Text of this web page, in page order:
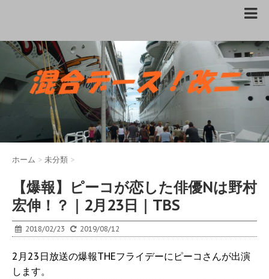
ホーム > 未分類 >
【爆報】ピーコが恋した俳優Nは野村
宏伸！？｜2月23日｜TBS
2018/02/23 2019/08/12
2月23日放送の爆報THEフライデーにピーコさんが出演
します。